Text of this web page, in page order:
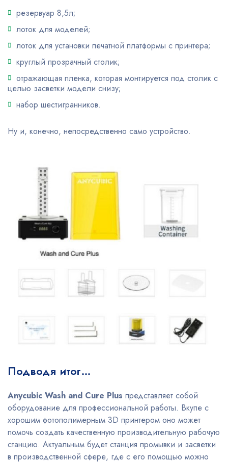
резервуар 8,5л;
лоток для моделей;
лоток для установки печатной платформы с принтера;
круглый прозрачный столик;
отражающая пленка, которая монтируется под столик с
целью засветки модели снизу;
набор шестигранников.
Ну и, конечно, непосредственно само устройство.
Подводя итог…
Anycubic Wash and Cure Plus представляет собой
оборудование для профессиональной работы. Вкупе с
хорошим фотополимерным 3D принтером оно может
помочь создать качественную производительную рабочую
станцию. Актуальным будет станция промывки и засветки
в производственной сфере, где с его помощью можно